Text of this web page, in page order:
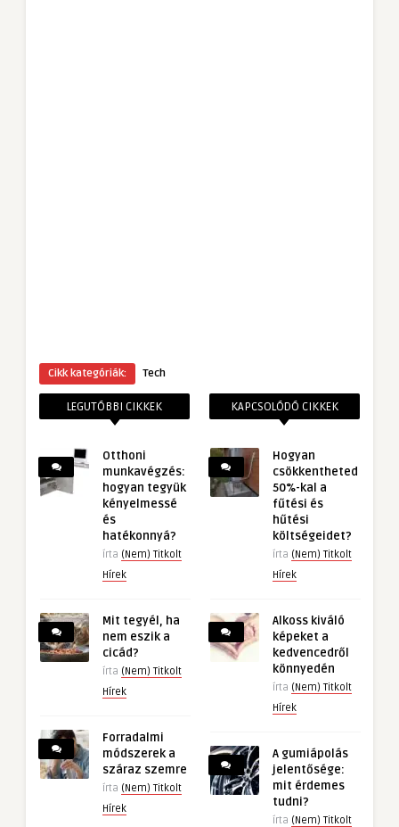
Cikk kategóriák: Tech
LEGUTÓBBI CIKKEK
Otthoni
munkavégzés:
hogyan tegyük
kényelmessé
és
hatékonnyá?
írta (Nem) Titkolt
Hírek
Mit tegyél, ha
nem eszik a
cicád?
írta (Nem) Titkolt
Hírek
Forradalmi
módszerek a
száraz szemre
írta (Nem) Titkolt
Hírek
KAPCSOLÓDÓ CIKKEK
Hogyan
csökkentheted
50%-kal a
fűtési és
hűtési
költségeidet?
írta (Nem) Titkolt
Hírek
Alkoss kiváló
képeket a
kedvencedről
könnyedén
írta (Nem) Titkolt
Hírek
A gumiápolás
jelentősége:
mit érdemes
tudni?
írta (Nem) Titkolt